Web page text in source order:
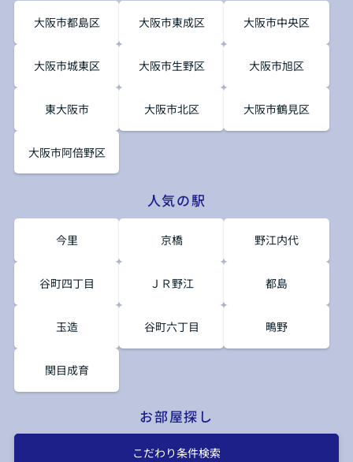
大阪市都島区 大阪市東成区 大阪市中央区
大阪市城東区 大阪市生野区 大阪市旭区
東大阪市 大阪市北区 大阪市鶴見区
大阪市阿倍野区
人気の駅
今里 京橋 野江内代
谷町四丁目 ＪＲ野江 都島
玉造 谷町六丁目 鴫野
関目成育
お部屋探し
こだわり条件検索